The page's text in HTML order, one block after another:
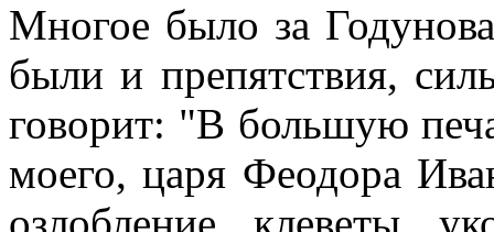
Многое было за
были и препятствия,
говорит: "В большую
моего, царя Феодора